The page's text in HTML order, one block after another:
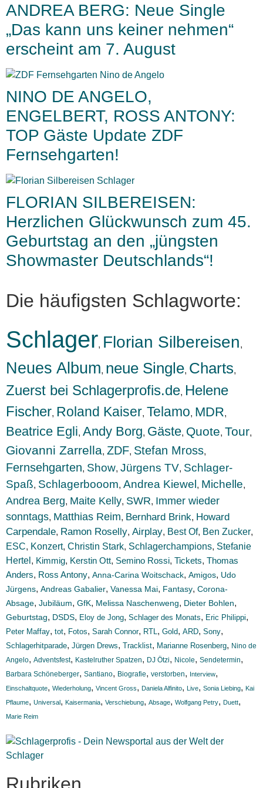
ANDREA BERG: Neue Single
„Das kann uns keiner nehmen“
erscheint am 7. August
NINO DE ANGELO,
ENGELBERT, ROSS ANTONY:
TOP Gäste Update ZDF
Fernsehgarten!
FLORIAN SILBEREISEN:
Herzlichen Glückwunsch zum 45.
Geburtstag an den „jüngsten
Showmaster Deutschlands“!
Die häufigsten Schlagworte:
Schlager, Florian Silbereisen,
Neues Album, neue Single, Charts,
Zuerst bei Schlagerprofis.de, Helene
Fischer, Roland Kaiser, Telamo, MDR,
Beatrice Egli, Andy Borg, Gäste, Quote, Tour,
Giovanni Zarrella, ZDF, Stefan Mross,
Fernsehgarten, Show, Jürgens TV, Schlager-
Spaß, Schlagerbooom, Andrea Kiewel , Michelle,
Andrea Berg, Maite Kelly, SWR, Immer wieder
sonntags, Matthias Reim, Bernhard Brink, Howard
Carpendale, Ramon Roselly, Airplay, Best Of, Ben Zucker,
ESC, Konzert, Christin Stark, Schlagerchampions, Stefanie
Hertel , Kimmig, Kerstin Ott, Semino Rossi, Tickets, Thomas
Anders, Ross Antony, Anna-Carina Woitschack, Amigos, Udo
Jürgens, Andreas Gabalier, Vanessa Mai, Fantasy, Corona-
Absage, Jubiläum, GfK, Melissa Naschenweng, Dieter Bohlen,
Geburtstag, DSDS, Eloy de Jong, Schlager des Monats, Eric Philippi,
Peter Maffay, tot, Fotos, Sarah Connor, RTL, Gold, ARD, Sony,
Schlagerhitparade, Jürgen Drews, Tracklist, Marianne Rosenberg, Nino de
Angelo, Adventsfest, Kastelruther Spatzen, DJ Ötzi, Nicole, Sendetermin,
Barbara Schöneberger, Santiano, Biografie, verstorben, Interview,
Einschaltquote, Wiederholung, Vincent Gross, Daniela Alfinito, Live, Sonia Liebing, Kai
Pflaume, Universal , Kaisermania, Verschiebung, Absage, Wolfgang Petry, Duett,
Marie Reim